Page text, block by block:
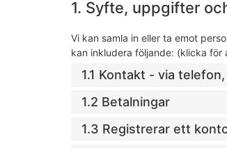
1. Syfte, uppgifter
Vi kan samla in eller ta emot
kan inkludera följande: (klicka för
1.1 Kontakt - via
1.2 Betalningar
1.3 Registrerar ett